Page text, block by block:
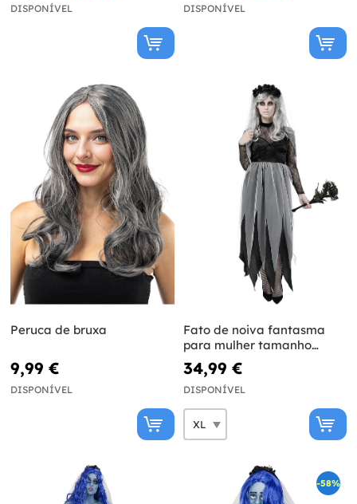
DISPONÍVEL DISPONÍVEL
Peruca de bruxa
9,99 €
DISPONÍVEL
Fato de noiva fantasma
para mulher tamanho
grande
34,99 €
DISPONÍVEL
-58%